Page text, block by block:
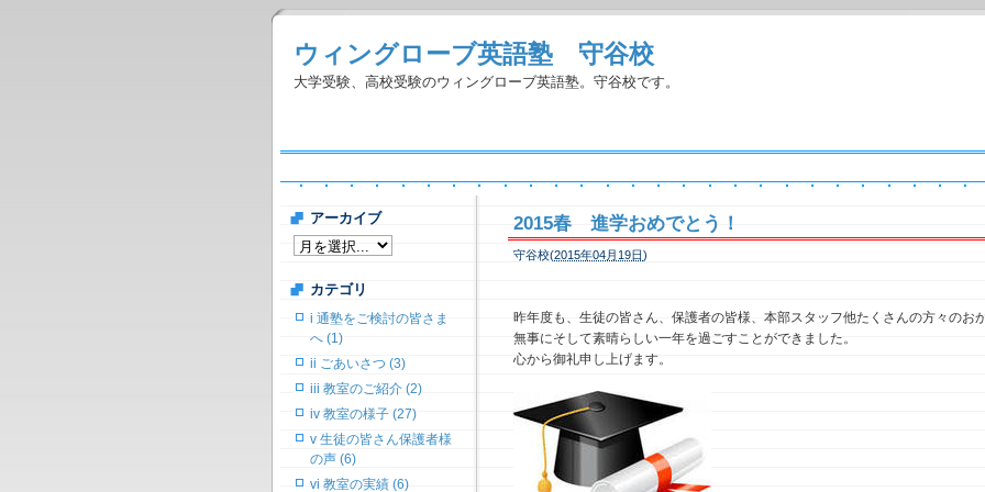
ウィングローブ英語塾 守谷校
大学受験、高校受験のウィングローブ英語塾。守谷校です。
2015春 進学おめでとう！
守谷校(2015年04月19日)
昨年度も、生徒の皆さん、保護者の皆様、本部スタッフ他たくさんの方々のお
無事にそして素晴らしい一年を過ごすことができました。
心から御礼申し上げます。
アーカイブ
カテゴリ
i 通塾をご検討の皆さま
へ (1)
ii ごあいさつ (3)
iii 教室のご紹介 (2)
iv 教室の様子 (27)
v 生徒の皆さん保護者様
の声 (6)
vi 教室の実績 (6)